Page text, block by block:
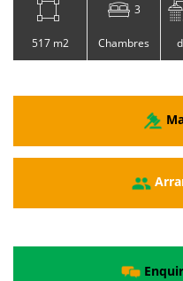
517 m2
3
Chambres